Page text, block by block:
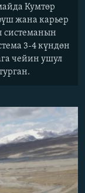
Кумтөр
жана карьер
системанын
3-4 күндөн
чейин ушул